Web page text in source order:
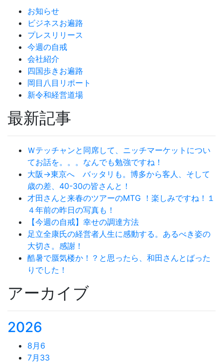
お知らせ
ビジネスお遍路
プレスリリース
今週の自戒
会社紹介
四国歩きお遍路
岡目八目リポート
新令和経営道場
最新記事
Ｗテッチャンと同席して、ニッチマーケットについ
てお話を。。。なんでも勉強ですね！
大阪→東京へ バッタリも。博多から客人、そして
歳の差、40-30の皆さんと！
才田さんと来春のツアーのMTG ！楽しみですね！１
４年前の昨日の写真も！
【今週の自戒】幸せの調達方法
足立全康氏の経営者人生に感動する。あるべき姿の
大切さ。感謝！
酷暑で蜃気楼か！？と思ったら、和田さんとばった
りでした！
アーカイブ
2026
8月 6
7月 33